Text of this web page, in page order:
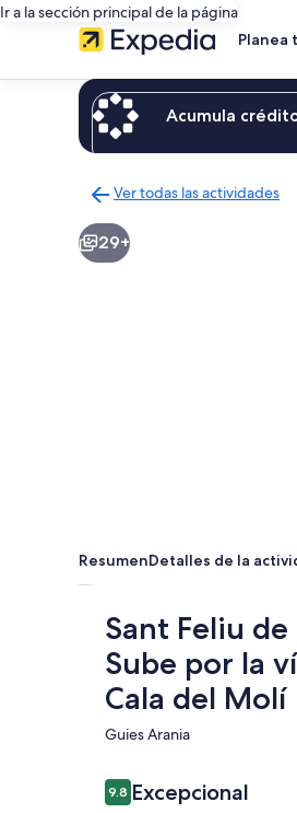
Ir a la sección principal de la página
Planea
Acumula
Ver todas las actividades
a
la
29+
ResumenDetalles de la
Sant Feliu de
Sube por la
Cala del Molí
Guies Arania​
Opiniones
9.89.8 de 10,
Excepcional